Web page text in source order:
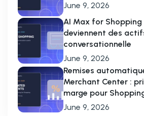
June 9, 2026
AI Max for
deviennent des
conversationnelle
June 9, 2026
Remises
Merchant Center :
marge pour
June 9, 2026